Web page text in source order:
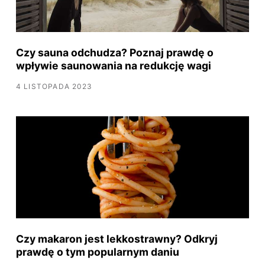
Czy sauna odchudza? Poznaj prawdę o
wpływie saunowania na redukcję wagi
4 LISTOPADA 2023
Czy makaron jest lekkostrawny? Odkryj
prawdę o tym popularnym daniu